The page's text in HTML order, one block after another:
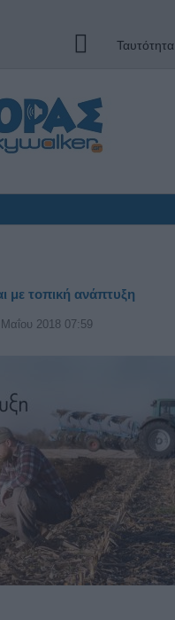
Ταυτότητα
με τοπική ανάπτυξη
2018 07:59